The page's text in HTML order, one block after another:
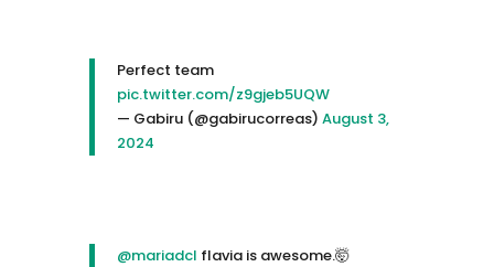
Perfect team
pic.twitter.com/z9gjeb5UQW
— Gabiru (@gabirucorreas) August 3,
2024
@mariadcl flavia is awesome.🤯